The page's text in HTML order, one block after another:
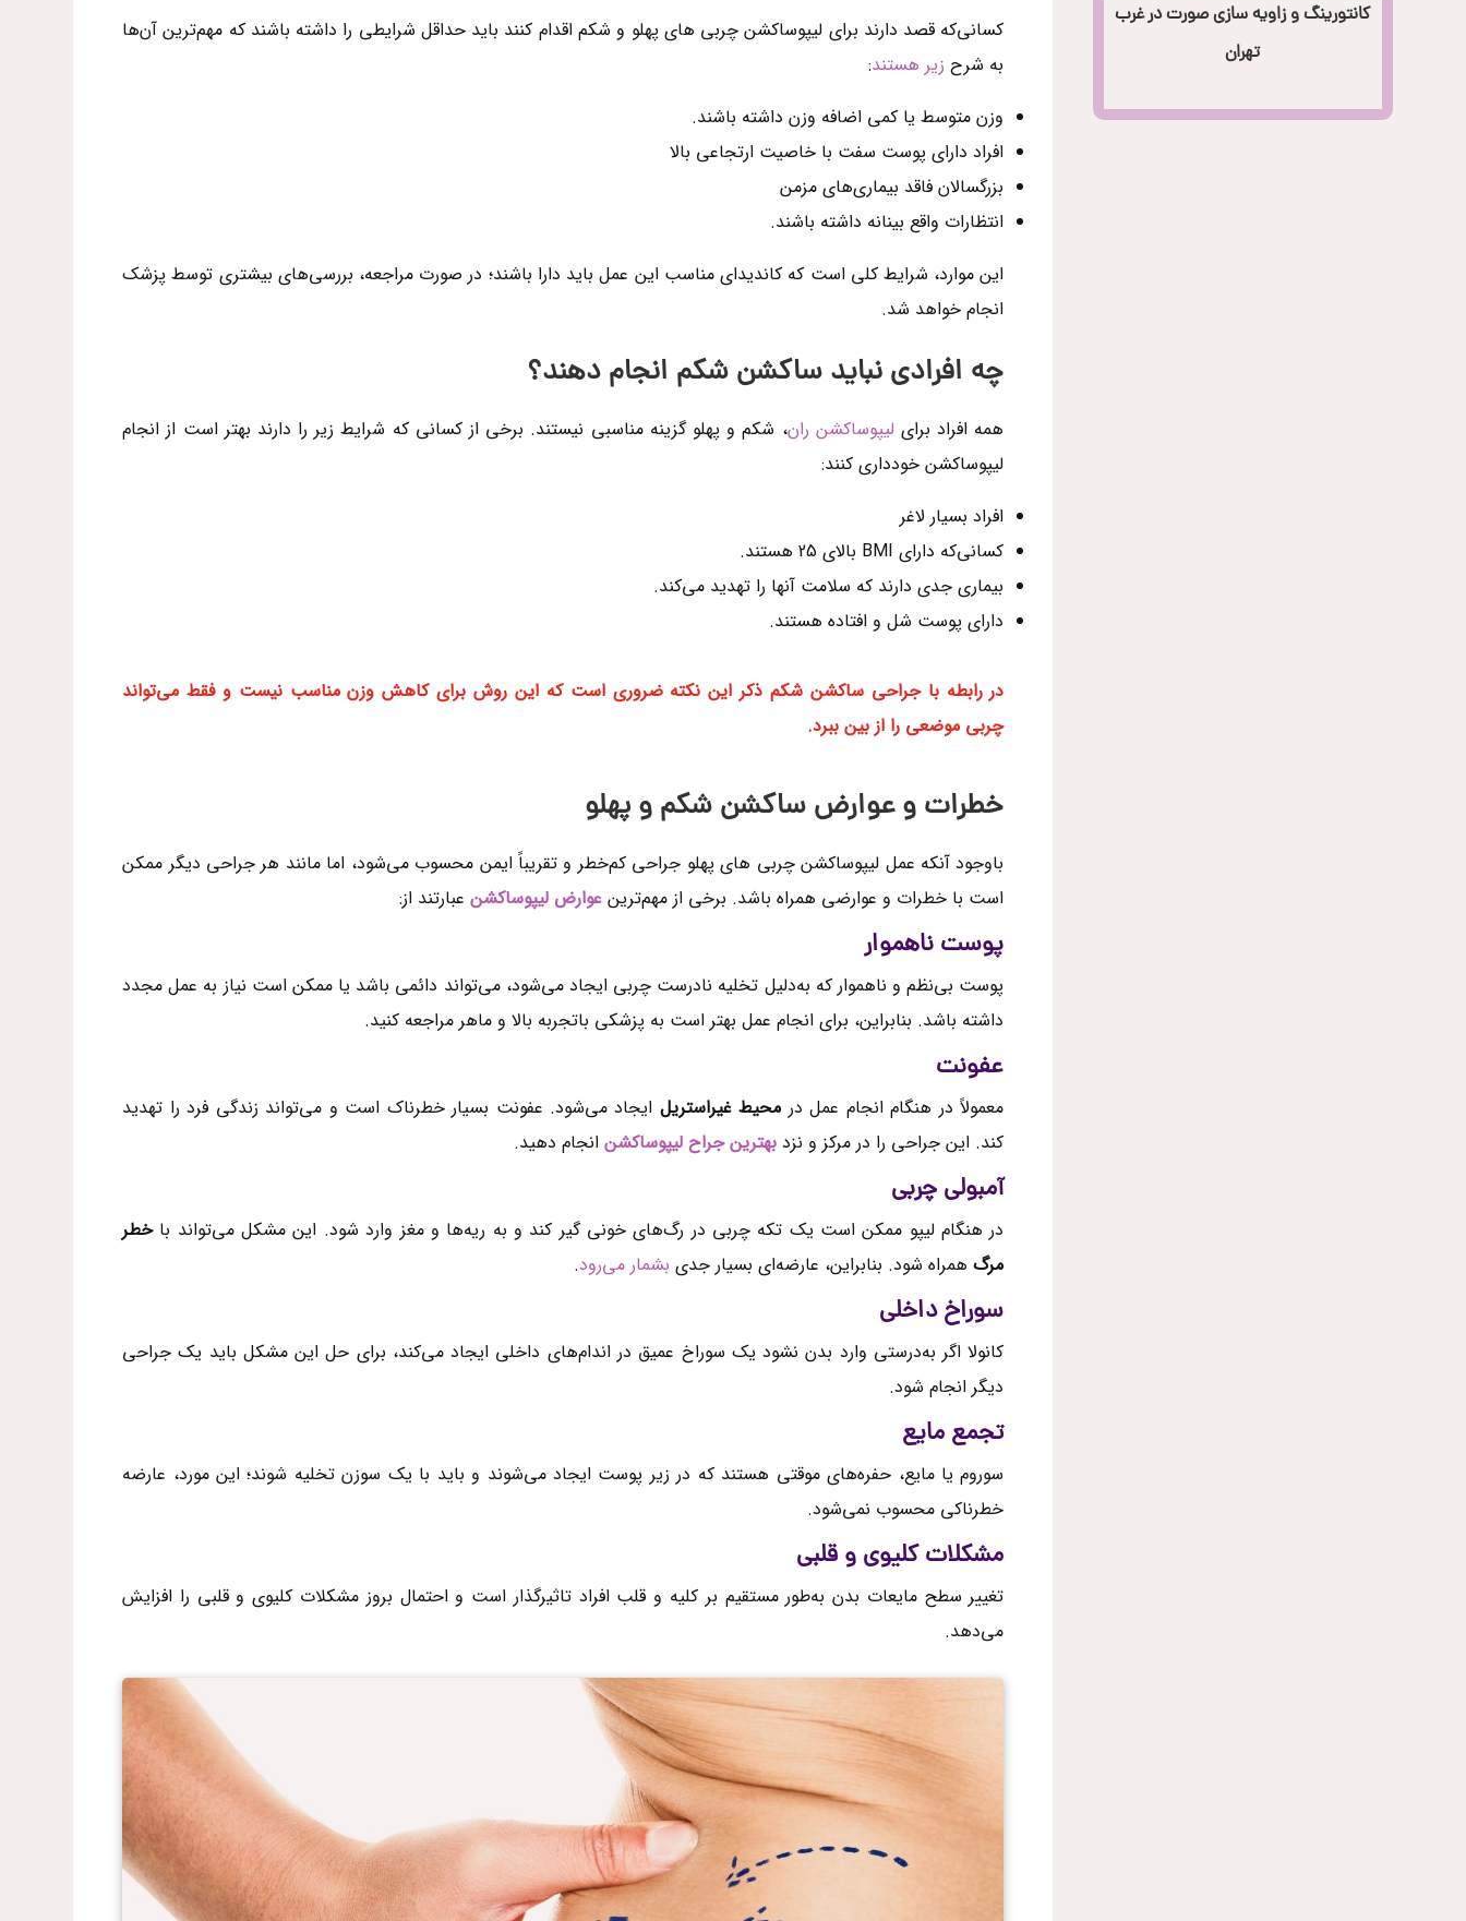
کسانی‌که قصد دارند برای لیپوساکشن چربی های پهلو و شکم اقدام کنند باید حداقل شرایطی را داشته باشند که مهم‌ترین آن‌ها
به شرح زیر هستند:
وزن متوسط یا کمی اضافه وزن داشته باشند.
افراد دارای پوست سفت با خاصیت ارتجاعی بالا
بزرگسالان فاقد بیماری‌های مزمن
انتظارات واقع بینانه داشته باشند.
این موارد، شرایط کلی است که کاندیدای مناسب این عمل باید دارا باشند؛ در صورت مراجعه، بررسی‌های بیشتری توسط پزشک
انجام خواهد شد.
چه افرادی نباید ساکشن شکم انجام دهند؟
همه افراد برای لیپوساکشن ران، شکم و پهلو گزینه مناسبی نیستند. برخی از کسانی که شرایط زیر‌ را دارند بهتر است از انجام
لیپوساکشن خودداری کنند:
افراد بسیار لاغر
کسانی‌‌که دارای BMI بالای 25 هستند.
بیماری‌ جدی دارند که سلامت آنها را تهدید می‌کند.
دارای پوست شل و افتاده هستند.
در رابطه با جراحی ساکشن شکم ذکر این نکته ضروری‌ است که این روش برای کاهش وزن مناسب نیست و فقط می‌تواند
چربی موضعی را از بین ببرد.
خطرات و عوارض ساکشن شکم و پهلو
باوجود آنکه عمل لیپوساکشن چربی های پهلو جراحی کم‌خطر و تقریباً ایمن محسوب می‌شود، اما مانند هر جراحی دیگر ممکن
است با خطرات و عوارضی همراه باشد. برخی از مهم‌ترین عوارض لیپوساکشنعبارتند از:
پوست ناهموار
پوست بی‌نظم و ناهموار که به‌دلیل تخلیه نادرست چربی ایجاد می‌شود، می‌تواند دائمی باشد یا ممکن است نیاز به عمل مجدد
داشته باشد. بنابراین، برای انجام عمل بهتر است به پزشکی باتجربه بالا و ماهر مراجعه کنید.
عفونت
معمولاً در هنگام انجام عمل در محیط غیراستریل ایجاد می‌شود. عفونت بسیار خطرناک است و می‌تواند زندگی فرد را تهدید
کند. این جراحی را در مرکز و نزد بهترین جراح لیپوساکشنانجام دهید.
آمبولی چربی
در‌ هنگام لیپو ممکن است یک تکه چربی در رگ‌های خونی گیر کند و به ریه‌ها و مغز وارد شود. این مشکل می‌تواند باخطر
مرگهمراه شود. بنابراین، عارضه‌ای بسیار جدی بشمار می‌رود.
سوراخ داخلی
کانولا اگر به‌درستی وارد بدن نشود یک سوراخ عمیق در اندام‌های داخلی ایجاد می‌کند، برای حل این مشکل باید یک جراحی
دیگر انجام شود.
تجمع مایع
سوروم یا مایع، حفره‌های موقتی هستند که در ‌زیر پوست ایجاد می‌شوند و باید با یک سوزن تخلیه شوند؛ این مورد، عارضه
خطرناکی محسوب نمی‌شود.
مشکلات کلیوی و قلبی
تغییر سطح مایعات بدن به‌طور مستقیم بر کلیه و قلب افراد تاثیرگذار است و احتمال بروز مشکلات کلیوی و قلبی را افزایش
می‌دهد.
کانتورینگ و زاویه سازی صورت در غرب
تهران